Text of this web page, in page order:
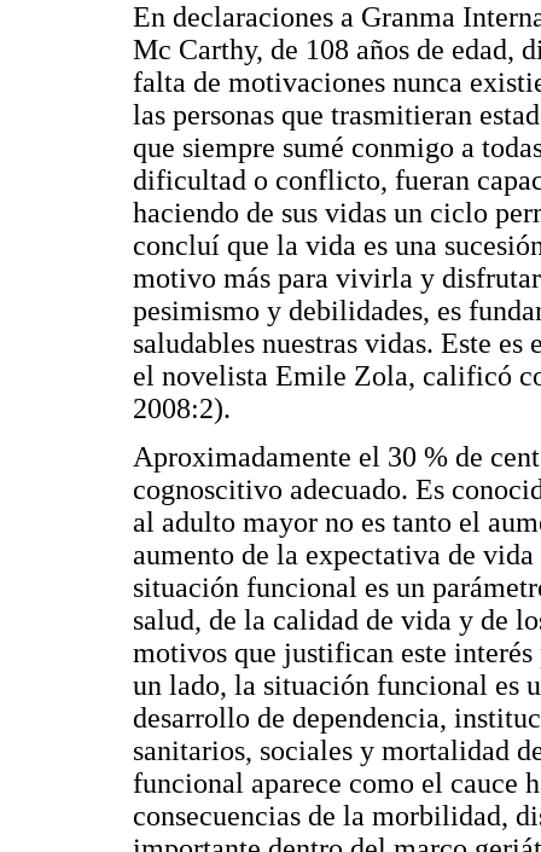
En declaraciones a Granma
Mc Carthy, de 108 años de edad,
falta de motivaciones nunca
las personas que trasmitieran
que siempre sumé conmigo a
dificultad o conflicto, fueran
haciendo de sus vidas un ciclo
concluí que la vida es una
motivo más para vivirla y
pesimismo y debilidades, es
saludables nuestras vidas. Este
el novelista Emile Zola, calificó
2008:2).
Aproximadamente el 30 % de
cognoscitivo adecuado. Es
al adulto mayor no es tanto el
aumento de la expectativa de
situación funcional es un
salud, de la calidad de vida y de
motivos que justifican este
un lado, la situación funcional es
desarrollo de dependencia,
sanitarios, sociales y mortalidad
funcional aparece como el cauce
consecuencias de la morbilidad,